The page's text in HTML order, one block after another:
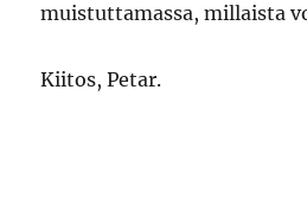
muistuttamassa, millaista
Kiitos, Petar.